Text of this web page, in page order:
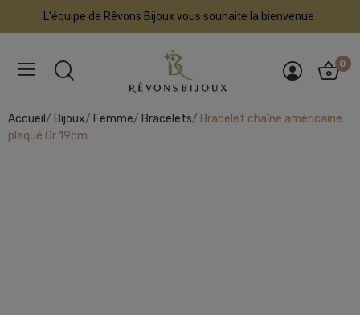
L'équipe de Rêvons Bijoux vous souhaite la bienvenue
0
Accueil Bijoux Femme Bracelets
Bracelet chaîne américaine
plaqué Or 19cm